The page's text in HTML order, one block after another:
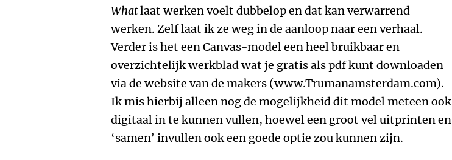
Whatlaat werken voelt dubbelop en dat kan verwarrend
werken. Zelf laat ik ze weg in de aanloop naar een verhaal.
Verder is het een Canvas-model een heel bruikbaar en
overzichtelijk werkblad wat je gratis als pdf kunt downloaden
via de website van de makers (www.Trumanamsterdam.com).
Ik mis hierbij alleen nog de mogelijkheid dit model meteen ook
digitaal in te kunnen vullen, hoewel een groot vel uitprinten en
‘samen’ invullen ook een goede optie zou kunnen zijn.